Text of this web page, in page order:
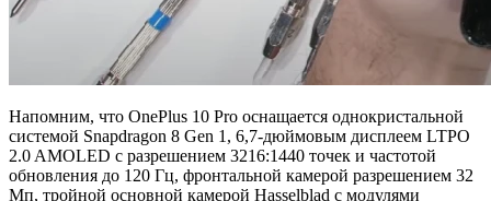
Напомним, что OnePlus 10 Pro оснащается однокристальной
системой Snapdragon 8 Gen 1, 6,7-дюймовым дисплеем LTPO
2.0 AMOLED с разрешением 3216:1440 точек и частотой
обновления до 120 Гц, фронтальной камерой разрешением 32
Мп, тройной основной камерой Hasselblad с модулями